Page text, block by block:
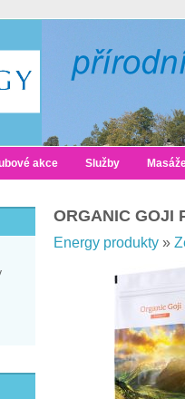
akce Služby
ORGANIC GOJI
Energy produkty »